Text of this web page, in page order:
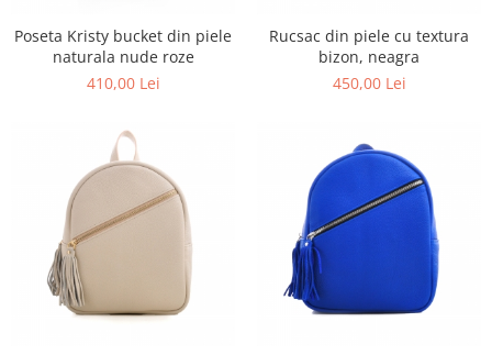
Poseta Kristy bucket din piele
naturala nude roze
410,00 Lei
Rucsac din piele cu textura
bizon, neagra
450,00 Lei